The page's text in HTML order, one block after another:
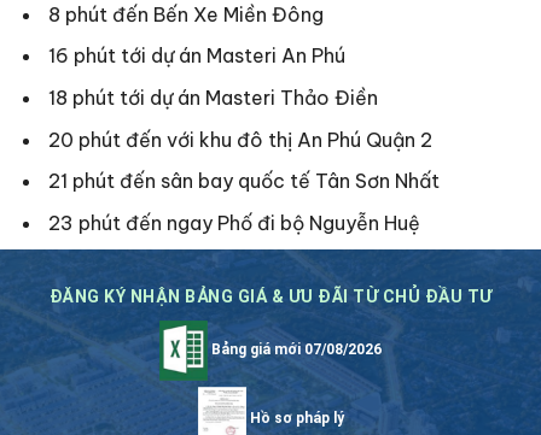
8 phút đến Bến Xe Miền Đông
16 phút tới dự án Masteri An Phú
18 phút tới dự án Masteri Thảo Điền
20 phút đến với khu đô thị An Phú Quận 2
21 phút đến sân bay quốc tế Tân Sơn Nhất
23 phút đến ngay Phố đi bộ Nguyễn Huệ
ĐĂNG KÝ NHẬN BẢNG GIÁ & ƯU ĐÃI TỪ CHỦ ĐẦU TƯ
Bảng giá mới 07/08/2026
Hồ sơ pháp lý